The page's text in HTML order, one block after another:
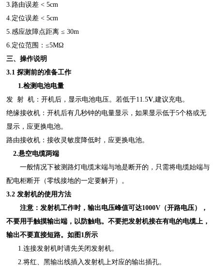
3.路由误差 < 5cm
4.定位误差 < 5cm
5.感应故障点距离 ≤ 30m
6.定位范围：≤5MΩ
三、操作说明
3.1 探测前的准备工作
1.检测电池电量
发 射 机：开机后，显示电池电压。若低于11.5V ,建议充电。
绝缘接收机：开机后有几秒钟的电量显示，如果显示低于5个格或无
显示，应更换电池。
路由接收机：接收灵敏度降低时，应更换电池。
2.悬空电缆两端
一般情况下被测路灯电缆末端与地是断开的，只需将电缆始端与
配电柜断开（零线接地的一定要解开）。
3.2 发射机的使用方法
注意：发射机工作时，输出电压峰值可达1000V（开路电压）
，
不要用手触摸输出端，以防触电。不要把发射机接在有电的电缆上，
输出不要直接短路。如图 1所示
1.连接发射机时请先关闭发射机。
2.将红、黑输出线插入发射机上对应的输出插孔。